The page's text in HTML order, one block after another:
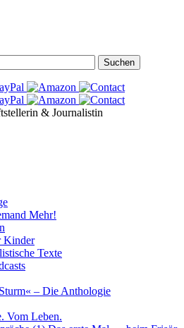
Suchen
Mehr!
Kinder
Texte
– Die Anthologie
Vom Leben.